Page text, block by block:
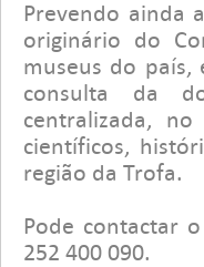
Prevendo ainda
originário do
museus do
consulta da
centralizada,
científicos,
região da Trofa.
Pode contactar
252 400 090.